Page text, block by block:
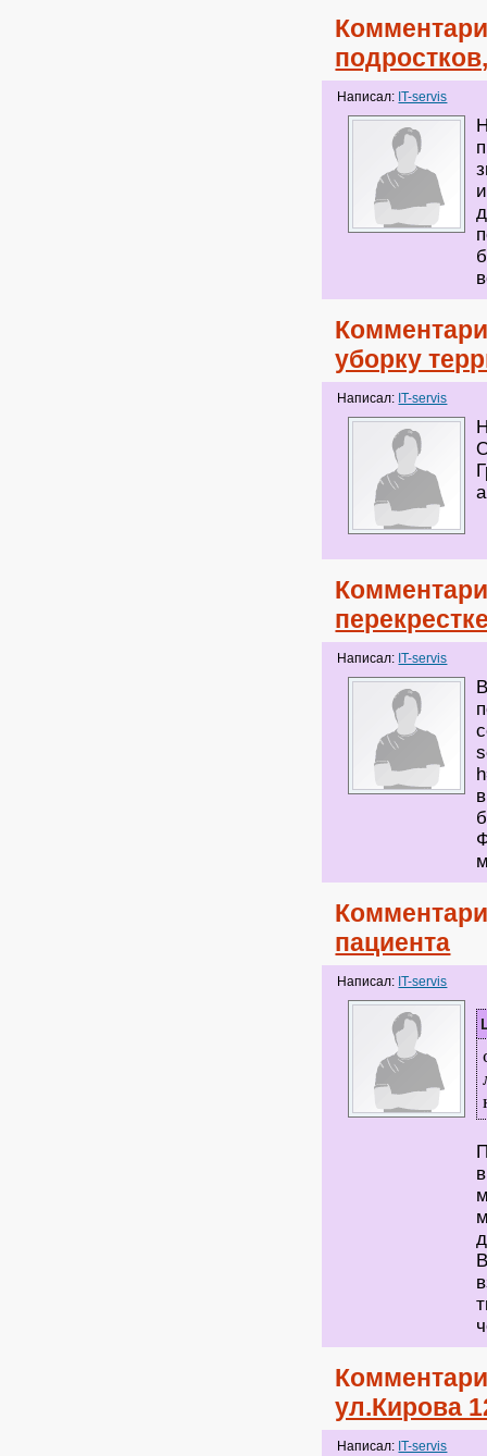
Написал: IT-servis
уборку
Написал: IT-servis
Написал: IT-servis
пациента
Написал: IT-servis
ул.Кирова
Написал: IT-servis